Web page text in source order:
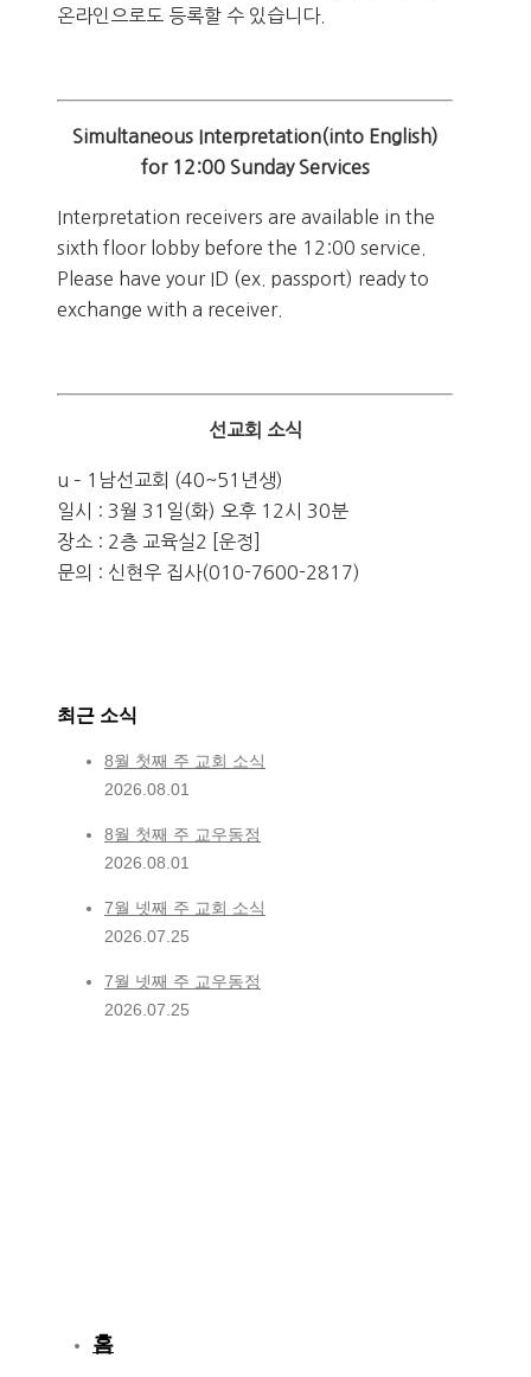
온라인으로도 등록할 수 있습니다.
Simultaneous Interpretation(into English)
for 12:00 Sunday Services
Interpretation receivers are available in the
sixth floor lobby before the 12:00 service.
Please have your ID (ex. passport) ready to
exchange with a receiver.
선교회 소식
u – 1남선교회 (40~51년생)
일시 : 3월 31일(화) 오후 12시 30분
장소 : 2층 교육실2 [운정]
문의 : 신현우 집사(010-7600-2817)
최근 소식
8월 첫째 주 교회 소식
2026.08.01
8월 첫째 주 교우동정
2026.08.01
7월 넷째 주 교회 소식
2026.07.25
7월 넷째 주 교우동정
2026.07.25
홈